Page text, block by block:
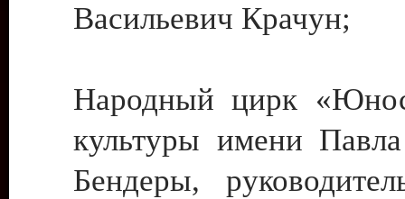
Васильевич Крачун;
Народный цирк
культуры имени
Бендеры,